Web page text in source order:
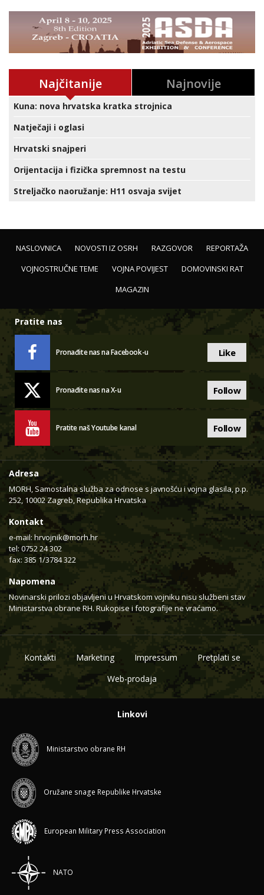
Najčitanije Najnovije
Kuna: nova hrvatska kratka strojnica
Natječaji i oglasi
Hrvatski snajperi
Orijentacija i fizička spremnost na testu
Streljačko naoružanje: H11 osvaja svijet
NASLOVNICA NOVOSTI IZ OSRH RAZGOVOR
REPORTAŽA
VOJNOSTRUČNE TEME
VOJNA POVIJEST
DOMOVINSKI RAT
MAGAZIN
Pratite nas
Pronađite nas na Facebook-u Like
Pronađite nas na X-u Follow
Pratite naš Youtube kanal Follow
Adresa
MORH, Samostalna služba za odnose s javnošću i vojna glasila, p.p.
252, 10002 Zagreb, Republika Hrvatska
Kontakt
e-mail: hrvojnik@morh.hr
tel: 0752 24 302
fax: 385 1/3784 322
Napomena
Novinarski prilozi objavljeni u Hrvatskom vojniku nisu službeni stav
Ministarstva obrane RH. Rukopise i fotografije ne vraćamo.
Kontakti Marketing Impressum
Pretplati se
Web-prodaja
Linkovi
Ministarstvo obrane RH
Oružane snage Republike Hrvatske
European Military Press Association
NATO